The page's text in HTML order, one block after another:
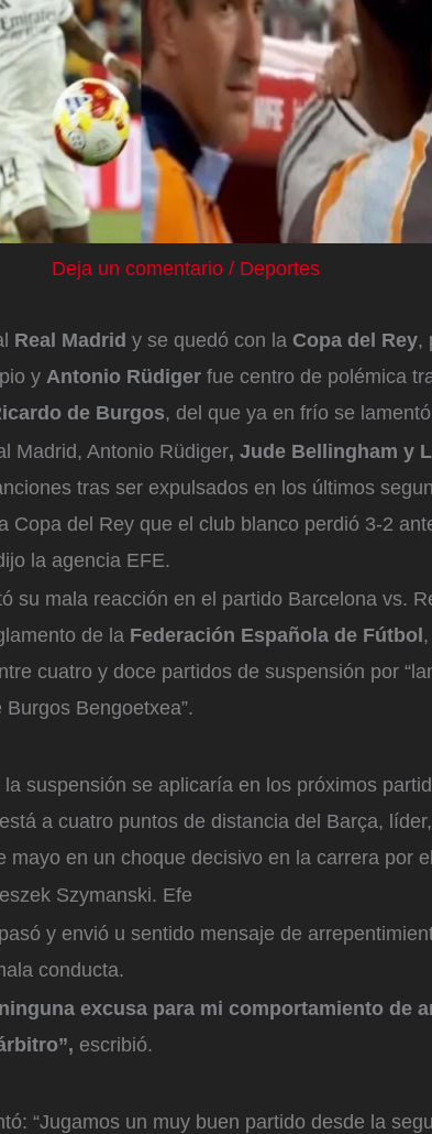
Deja un comentario / Deportes
Real Madrid y se quedó con la Copa del Rey,
y Antonio Rüdiger fue centro de polémica
de Burgos, del que ya en frío se
Madrid, Antonio Rüdiger, Jude Bellingham y
tras ser expulsados en los últimos
Copa del Rey que el club blanco perdió 3-2
la agencia EFE.
su mala reacción en el partido Barcelona vs.
de la Federación Española de Fútbol
cuatro y doce partidos de suspensión por
Bengoetxea”.
suspensión se aplicaría en los próximos
a cuatro puntos de distancia del Barça,
mayo en un choque decisivo en la carrera por
Szymanski. Efe
y envió u sentido mensaje de
conducta.
excusa para mi comportamiento de
escribió.
“Jugamos un muy buen partido desde la